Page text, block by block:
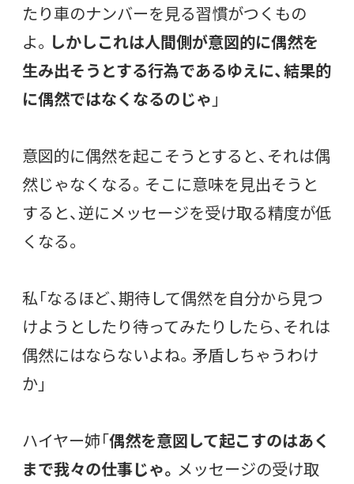
たり車のナンバーを見る習慣がつくもの
よ。 しかしこれは人間側が意図的に偶然を
生み出そうとする行為であるゆえに、結果的
に偶然ではなくなるのじゃ 」
意図的に偶然を起こそうとすると、それは偶
然じゃなくなる。そこに意味を見出そうと
すると、逆にメッセージを受け取る精度が低
くなる。
私「なるほど、期待して偶然を自分から見つ
けようとしたり待ってみたりしたら、それは
偶然にはならないよね。矛盾しちゃうわけ
か」
ハイヤー姉「偶然を意図して起こすのはあく
まで我々の仕事じゃ。 メッセージの受け取